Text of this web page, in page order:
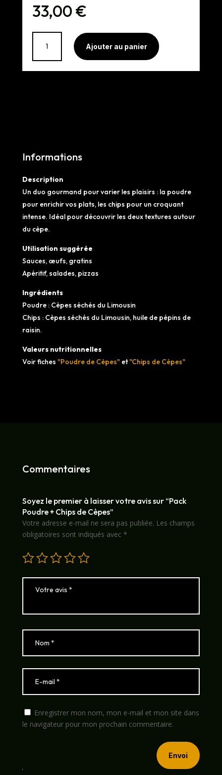
33,00 €
Pack
Poudre
Ajouter au panier
l
e
Informations
Description
Un duo gourmand pour varier les plaisirs : la poudre
pour enrichir vos plats, les chips pour un croquant
intense. Idéal pour découvrir les deux textures autour
du cèpe.
Utilisation suggérée
Sauces, œufs, gratins
Apéritif, salades, pizzas
Ingrédients
Poudre : Cèpes séchés du Limousin
Chips : Cèpes séchés du Limousin, huile de pépins de
raisin.
Valeurs nutritionnelles
Voir fiches "Poudre de Cèpes" et"Chips de Cèpes"
Commentaires
Soyez le premier à laisser votre avis sur “Pack
Poudre + Chips de Cèpes”
Votre adresse e-mail ne sera pas publiée. Les champs
obligatoires sont indiqués avec *
Enregistrer mon nom, mon e-mail et mon site dans
le navigateur pour mon prochain commentaire.
Envoi